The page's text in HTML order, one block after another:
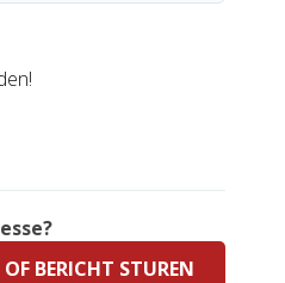
BERICHT STUREN